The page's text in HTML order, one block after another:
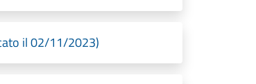
il 02/11/2023)